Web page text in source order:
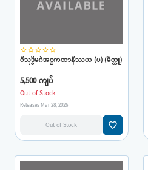
star_borderstar_borderstar_borderstar_borderstar_border
ဝိသုဒ္ဓိမဂ်အဌကထာနိဿယ (ပ) (မိတ္တူ)
5,500 ကျပ်
Out of Stock
Releases Mar 28, 2026
Out of Stock favorite_border